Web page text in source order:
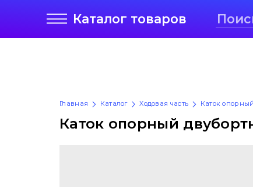
Каталог товаров
Главная Каталог Ходовая часть Каток опорный
Каток опорный